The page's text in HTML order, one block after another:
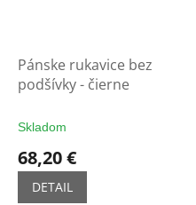
Pánske rukavice bez
podšívky - čierne
Skladom
68,20 €
DETAIL